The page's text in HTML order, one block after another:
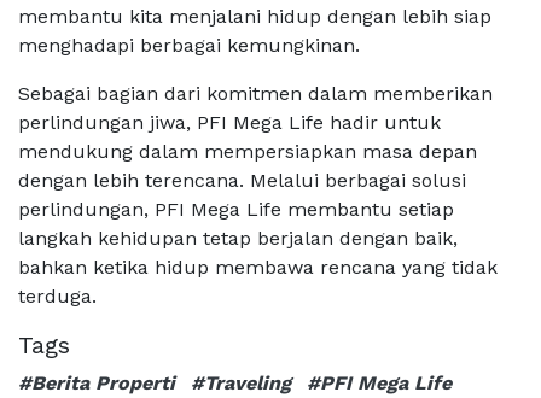
membantu kita menjalani hidup dengan lebih siap
menghadapi berbagai kemungkinan.
Sebagai bagian dari komitmen dalam memberikan
perlindungan jiwa, PFI Mega Life hadir untuk
mendukung dalam mempersiapkan masa depan
dengan lebih terencana. Melalui berbagai solusi
perlindungan, PFI Mega Life membantu setiap
langkah kehidupan tetap berjalan dengan baik,
bahkan ketika hidup membawa rencana yang tidak
terduga.
Tags
#Berita Properti #Traveling #PFI Mega Life